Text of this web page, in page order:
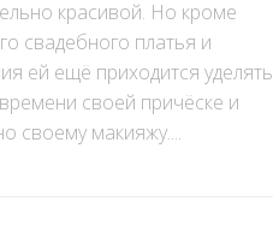
красивой. Но кроме
свадебного платья и
ей ещё приходится уделять
своей причёске и
своему макияжу....